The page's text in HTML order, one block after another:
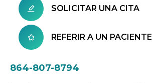
SOLICITAR UNA CITA
REFERIR A UN PACIENTE
864-807-8794